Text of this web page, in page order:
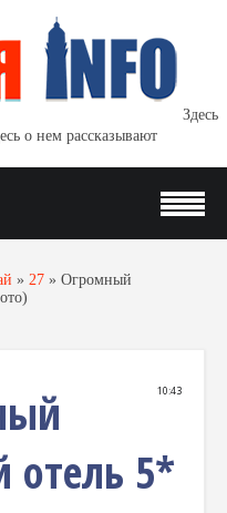
Здесь
о нем рассказывают
» 27 » Огромный
10:43
отель 5*